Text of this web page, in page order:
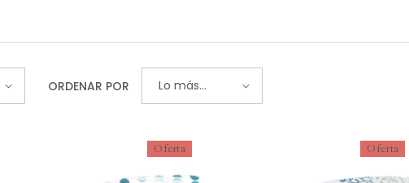
ORDENAR POR
Lo más
vendido
Oferta Oferta